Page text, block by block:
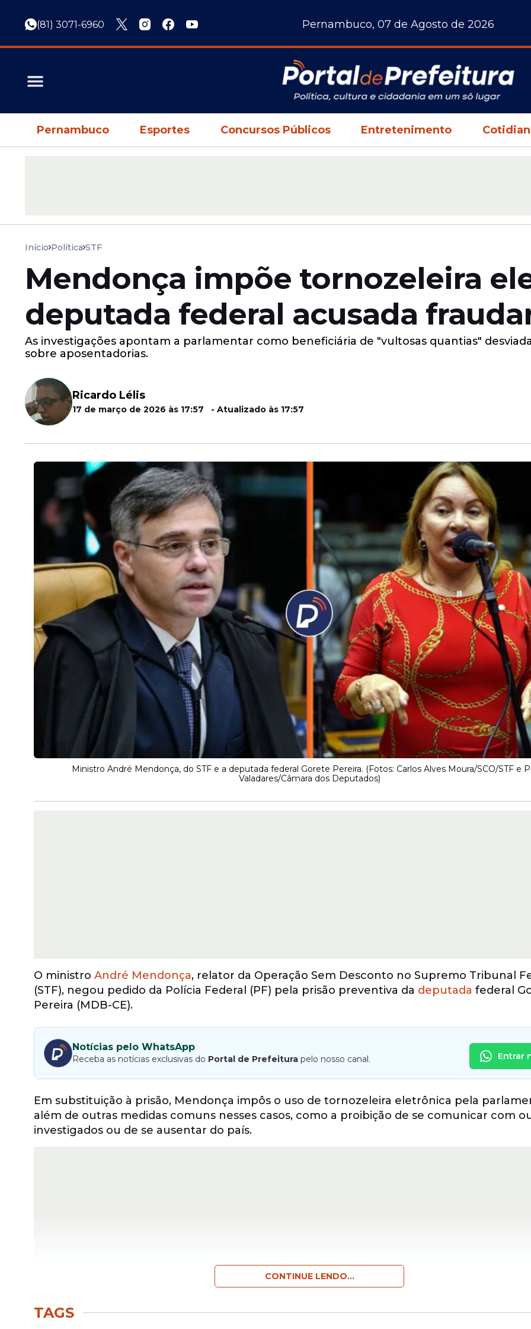
(81) 3071-6960 Pernambuco, 07 de Agosto de 2026
Pernambuco Esportes Concursos Públicos Entretenimento
Início Política STF
Mendonça impõe tornozeleira
deputada federal acusada
As investigações apontam a parlamentar como beneficiária de "vultosas quantias"
sobre aposentadorias.
Ricardo Lélis
17 de março de 2026 às 17:57 - Atualizado às 17:57
Ministro André Mendonça, do STF e a deputada federal Gorete Pereira. (Fotos: Carlos Alves Moura/SCO/STF e
Valadares/Câmara dos Deputados)
O ministro André Mendonça, relator da Operação Sem Desconto no Supremo Tribunal
(STF), negou pedido da Polícia Federal (PF) pela prisão preventiva da deputada federal
Pereira (MDB-CE).
Notícias pelo WhatsApp
Receba as notícias exclusivas do Portal de Prefeitura pelo nosso canal. Entrar
Em substituição à prisão, Mendonça impôs o uso de tornozeleira eletrônica pela
além de outras medidas comuns nesses casos, como a proibição de se comunicar com
investigados ou de se ausentar do país.
CONTINUE LENDO...
TAGS